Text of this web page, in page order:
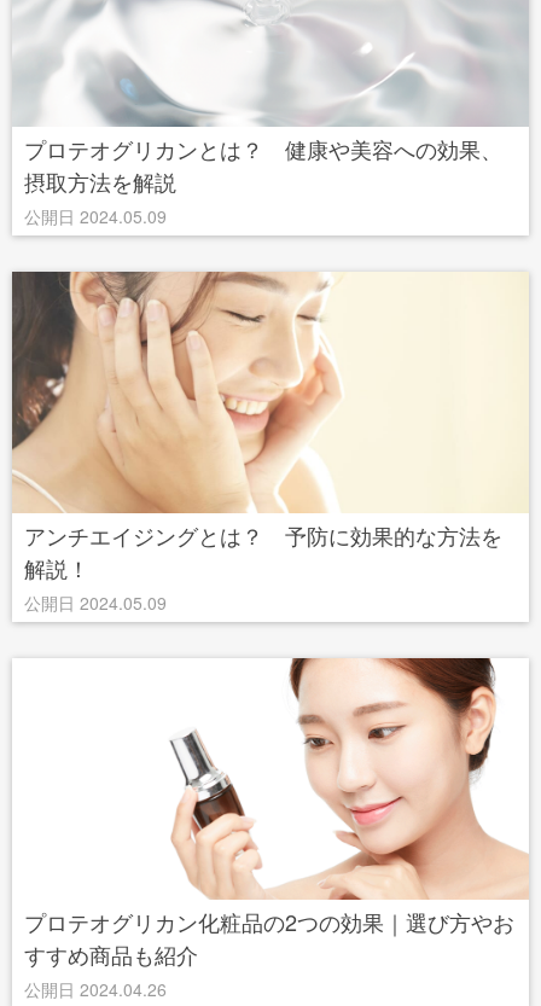
プロテオグリカンとは？ 健康や美容への効果、
摂取方法を解説
公開日 2024.05.09
アンチエイジングとは？ 予防に効果的な方法を
解説！
公開日 2024.05.09
プロテオグリカン化粧品の2つの効果｜選び方やお
すすめ商品も紹介
公開日 2024.04.26